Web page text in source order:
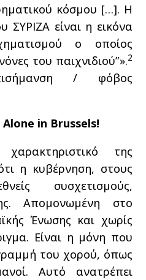
κόσμου […]. Η
ΣΥΡΙΖΑ είναι η εικόνα
ο οποίος
του παιχνιδιού”».2
/ φόβος
in Brussels!
της
η κυβέρνηση, στους
συσχετισμούς,
Απομονωμένη στο
Ένωσης και χωρίς
Είναι η μόνη που
του χορού, όπως
Αυτό ανατρέπει